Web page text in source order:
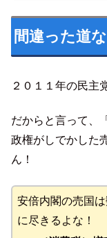
間違った道
２０１１年の民主
だからと言って、
政権がしでかした
ん！
安倍内閣の売国
に尽きるよな！